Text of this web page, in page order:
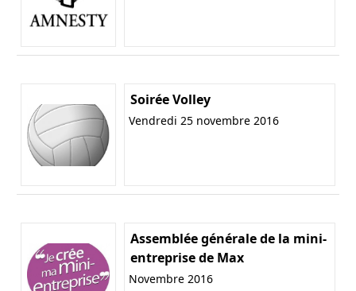
Soirée Volley
Vendredi 25 novembre 2016
Assemblée générale de la mini-
entreprise de Max
Novembre 2016